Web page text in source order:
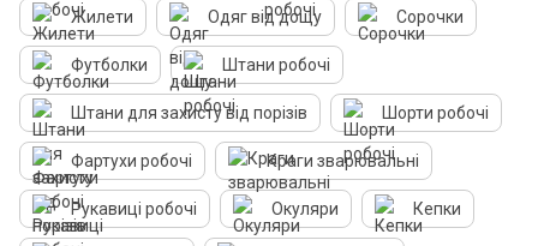
Жилети Одяг від дощу Сорочки
Футболки Штани робочі
Штани для захисту від порізів Шорти робочі
Фартухи робочі Краги зварювальні
Рукавиці робочі Окуляри Кепки